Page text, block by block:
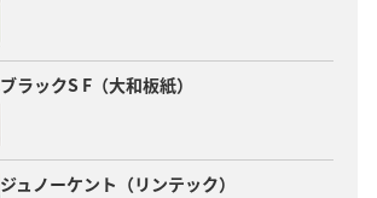
ブラックS F（大和板紙）
ジュノーケント（リンテック）